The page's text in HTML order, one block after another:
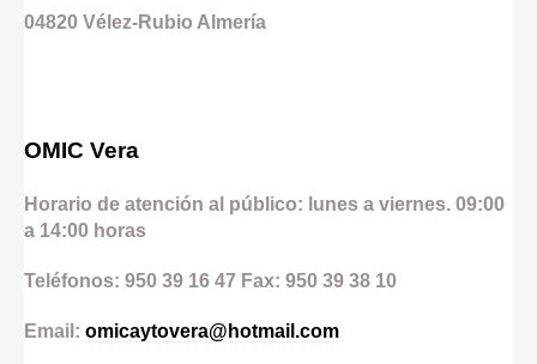
04820 Vélez-Rubio Almería
OMIC Vera
Horario de atención al público: lunes a viernes. 09:00
a 14:00 horas
Teléfonos: 950 39 16 47 Fax: 950 39 38 10
Email: omicaytovera@hotmail.com